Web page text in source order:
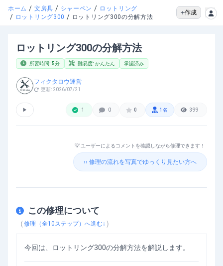
ホーム / 文房具 / シャーペン / ロットリング
/ ロットリング300 / ロットリング300の分解方法
作成
ロットリング300の分解方法
所要時間: 5分 難易度: かんたん 承認済み
フィクタロウ運営
更新: 2026/07/21
▶ 1 0 0 1 名 399
ロットリング300の分解方法
💡 ユーザーによるコメントを確認しながら修理できます！
›› 修理の流れを写真でゆっくり見たい方へ
この修理について
（修理（全10 ステップ）へ進む↓ ）
今回は、ロットリング300の分解方法を解説します。